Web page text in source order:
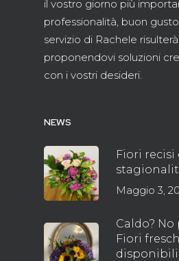
il vostro giorno più
professionalità, buon
servizio di Rachele
proponendovi soluzioni
con i vostri desideri.
NEWS
Fiori recisi
Maggio 3,
Caldo?
Fiori